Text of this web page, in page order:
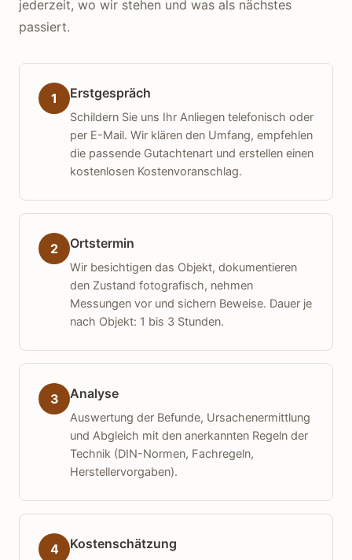
jederzeit, wo wir stehen und was als nächstes
passiert.
1 Erstgespräch
Schildern Sie uns Ihr Anliegen telefonisch oder
per E-Mail. Wir klären den Umfang, empfehlen
die passende Gutachtenart und erstellen einen
kostenlosen Kostenvoranschlag.
2 Ortstermin
Wir besichtigen das Objekt, dokumentieren
den Zustand fotografisch, nehmen
Messungen vor und sichern Beweise. Dauer je
nach Objekt: 1 bis 3 Stunden.
3 Analyse
Auswertung der Befunde, Ursachenermittlung
und Abgleich mit den anerkannten Regeln der
Technik (DIN-Normen, Fachregeln,
Herstellervorgaben).
4 Kostenschätzung